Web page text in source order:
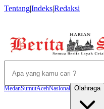
Tentang|Indeks|Redaksi
MedanSumutAcehNasional Olahraga